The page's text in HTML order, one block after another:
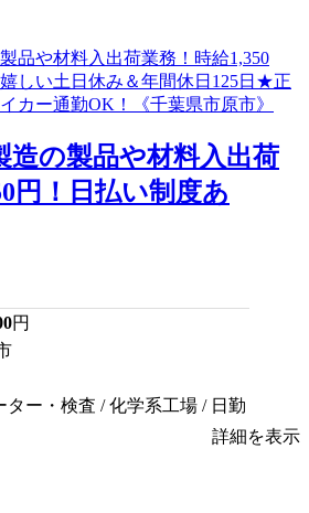
造の製品や材料入出荷
円！日払い制度あ
円
ター・検査 / 化学系工場 / 日勤
詳細を表示